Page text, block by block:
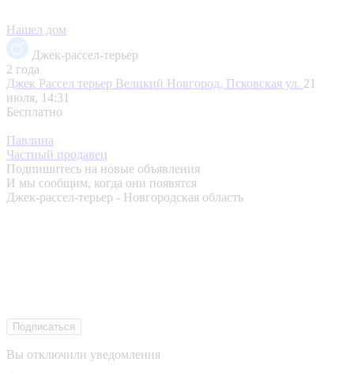
Нашел дом
Джек-рассел-терьер
2 года
Джек Рассел терьер Великий Новгород, Псковская ул. 21
июля, 14:31
Бесплатно
Павлина
Частный продавец
Подпишитесь на новые объявления
И мы сообщим, когда они появятся
Джек-рассел-терьер - Новгородская область
Подписаться
Вы отключили уведомления